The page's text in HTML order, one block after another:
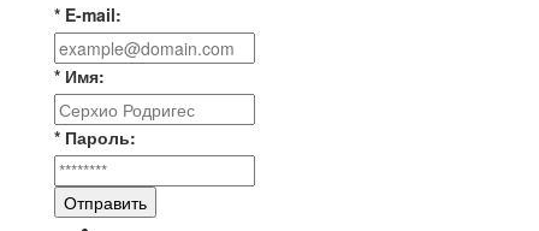
* E-mail:
* Имя:
* Пароль:
Отправить